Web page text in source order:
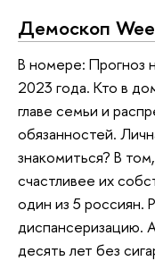
Демоскоп
В номере: Прогноз
2023 года. Кто в
главе семьи и
обязанностей.
знакомиться? В
счастливее их
один из 5 россиян.
диспансеризацию.
десять лет без